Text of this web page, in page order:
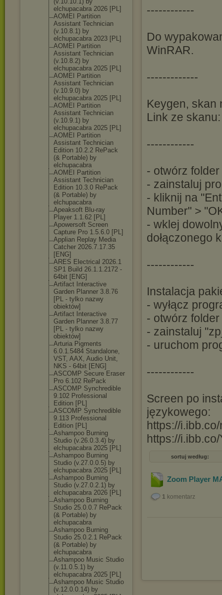
elchupacabra 2026 [PL]
AOMEI Partition
Assistant Technician
(v.10.8.1) by
elchupacabra 2023 [PL]
AOMEI Partition
Assistant Technician
(v.10.8.2) by
elchupacabra 2025 [PL]
AOMEI Partition
Assistant Technician
(v.10.9.0) by
elchupacabra 2025 [PL]
AOMEI Partition
Assistant Technician
(v.10.9.1) by
elchupacabra 2025 [PL]
AOMEI Partition
Assistant Technician
Edition 10.2.2 RePack
(& Portable) by
elchupacabra
AOMEI Partition
Assistant Technician
Edition 10.3.0 RePack
(& Portable) by
elchupacabra
Apeaksoft Blu-ray
Player 1.1.62 [PL]
Apowersoft Screen
Capture Pro 1.5.6.0 [PL]
Applian Replay Media
Catcher 2026.7.17.35
[ENG]
ARES Electrical 2026.1
SP1 Build 26.1.1.2172 -
64bit [ENG]
Artifact Interactive
Garden Planner 3.8.76
[PL - tylko nazwy
obiektów]
Artifact Interactive
Garden Planner 3.8.77
[PL - tylko nazwy
obiektów]
Arturia Pigments
6.0.1.5484 Standalone,
VST, AAX, Audio Unit,
NKS - 64bit [ENG]
ASCOMP Secure Eraser
Pro 6.102 RePack
ASCOMP Synchredible
9.102 Professional
Edition [PL]
ASCOMP Synchredible
9.113 Professional
Edition [PL]
Ashampoo Burning
Studio (v.26.0.3.4) by
elchupacabra 2025 [PL]
Ashampoo Burning
Studio (v.27.0.0.5) by
elchupacabra 2025 [PL]
Ashampoo Burning
Studio (v.27.0.2.1) by
elchupacabra 2026 [PL]
Ashampoo Burning
Studio 25.0.0.7 RePack
(& Portable) by
elchupacabra
Ashampoo Burning
Studio 25.0.2.1 RePack
(& Portable) by
elchupacabra
Ashampoo Music Studio
(v.11.0.5.1) by
elchupacabra 2025 [PL]
Ashampoo Music Studio
(v.12.0.0.14) by
------------
Do
WinRAR.
-------------
Keygen, skan
Link ze skanu:
------------
- otwórz
- zainstaluj
- kliknij na
Number" >
- wklej
dołączonego
------------
Instalacja
- wyłącz
- otwórz
- zainstaluj
- uruchom
------------
Screen po
językowego:
https://
https://
sortuj według:
Zoom Player
1 komentarz